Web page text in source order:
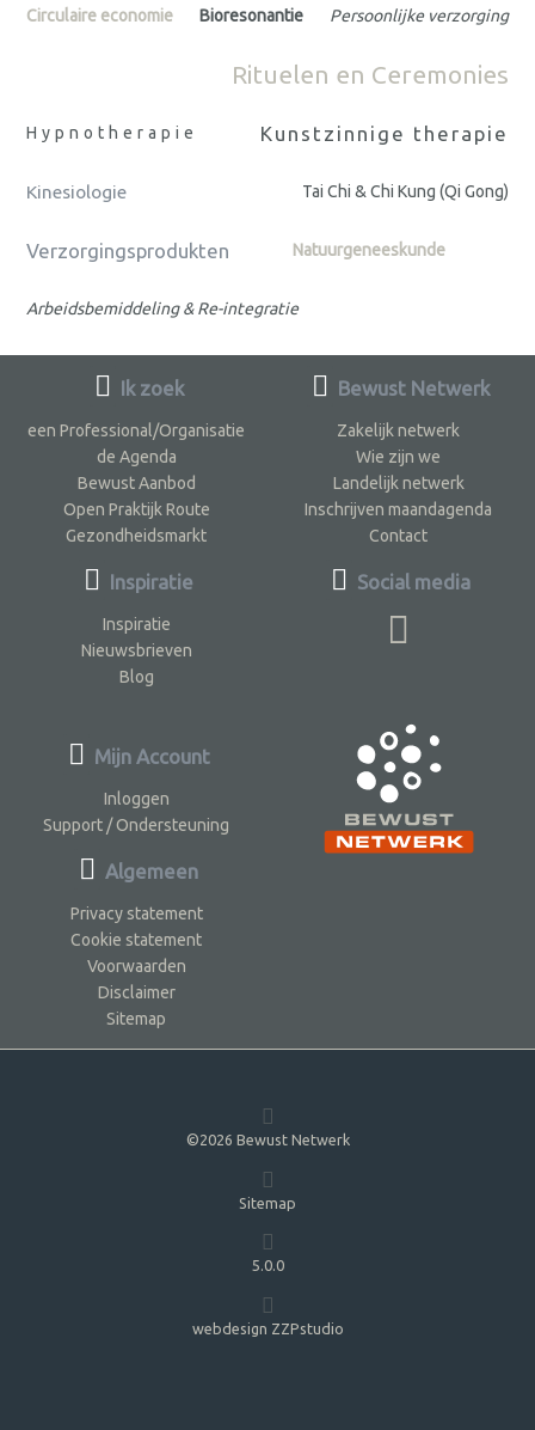
Circulaire economie Bioresonantie Persoonlijke verzorging
Rituelen en Ceremonies
Hypnotherapie Kunstzinnige therapie
Kinesiologie Tai Chi & Chi Kung (Qi Gong)
Verzorgingsprodukten Natuurgeneeskunde
Arbeidsbemiddeling & Re-integratie
Ik zoek
een Professional/Organisatie
de Agenda
Bewust Aanbod
Open Praktijk Route
Gezondheidsmarkt
Inspiratie
Inspiratie
Nieuwsbrieven
Blog
Bewust Netwerk
Zakelijk netwerk
Wie zijn we
Landelijk netwerk
Inschrijven maandagenda
Contact
Social media
Mijn Account
Inloggen
Support / Ondersteuning
Algemeen
Privacy statement
Cookie statement
Voorwaarden
Disclaimer
Sitemap
©2026 Bewust Netwerk
Sitemap
5.0.0
webdesign ZZPstudio